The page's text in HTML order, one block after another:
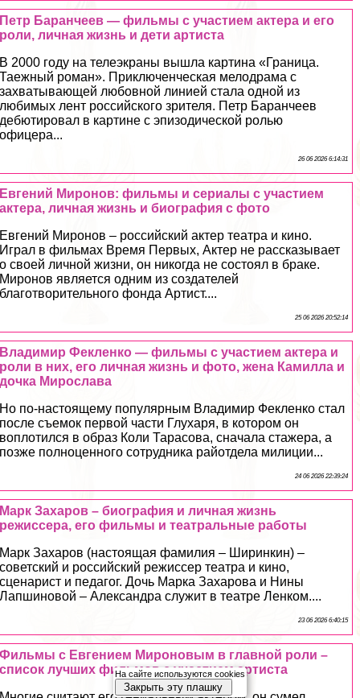
Петр Баранчеев — фильмы с участием актера и его
роли, личная жизнь и дети артиста
В 2000 году на телеэкраны вышла картина «Граница.
Таежный роман». Приключенческая мелодрама с
захватывающей любовной линией стала одной из
любимых лент российского зрителя. Петр Баранчеев
дебютировал в картине с эпизодической ролью
офицера...
26 06 2026 6:14:31
Евгений Миронов: фильмы и сериалы с участием
актера, личная жизнь и биография с фото
Евгений Миронов – российский актер театра и кино.
Играл в фильмах Время Первых, Актер не рассказывает
о своей личной жизни, он никогда не состоял в бpaке.
Миронов является одним из создателей
благотворительного фонда Артист....
25 06 2026 20:52:14
Владимир Фекленко — фильмы с участием актера и
роли в них, его личная жизнь и фото, жена Камилла и
дочка Мирослава
Но по-настоящему популярным Владимир Фекленко стал
после съемок первой части Глухаря, в котором он
воплотился в образ Коли Тарасова, сначала стажера, а
позже полноценного сотрудника райотдела милиции...
24 06 2026 22:39:24
Марк Захаров – биография и личная жизнь
режиссера, его фильмы и театральные работы
Марк Захаров (настоящая фамилия – Ширинкин) –
советский и российский режиссер театра и кино,
сценарист и педагог. Дочь Марка Захарова и Нины
Лапшиновой – Александра служит в театре Ленком....
23 06 2026 6:40:15
Фильмы с Евгением Мироновым в главной роли –
список лучших фильмов с участием артиста
На сайте используются cookies
Закрыть эту плашку